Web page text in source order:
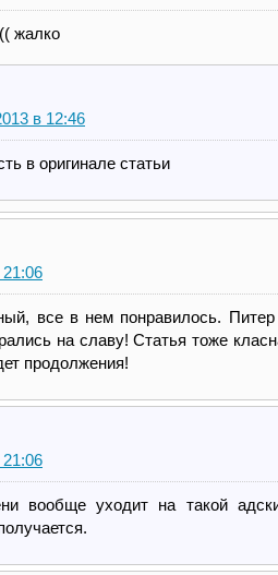
жалко
в 12:46
в оригинале статьи
все в нем понравилось.
на славу! Статья тоже
продолжения!
вообще уходит на такой